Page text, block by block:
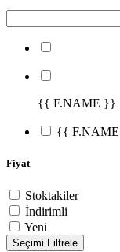
{{ F.NAME }}
{{
Fiyat
Stoktakiler
İndirimli
Yeni
Seçimi Filtrele